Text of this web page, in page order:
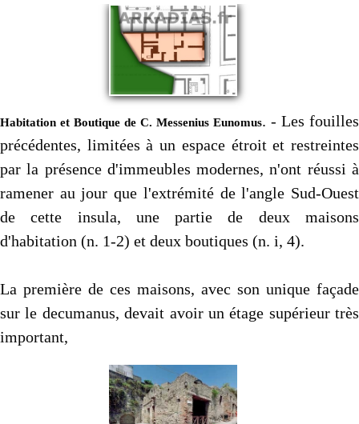
Habitation et Boutique de C. Messenius Eunomus. - Les fouilles
précédentes, limitées à un espace étroit et restreintes
par la présence d'immeubles modernes, n'ont réussi à
ramener au jour que l'extrémité de l'angle Sud-Ouest
de cette insula, une partie de deux maisons
d'habitation (n. 1-2) et deux boutiques (n. i, 4).
La première de ces maisons, avec son unique façade
sur le decumanus, devait avoir un étage supérieur très
important,